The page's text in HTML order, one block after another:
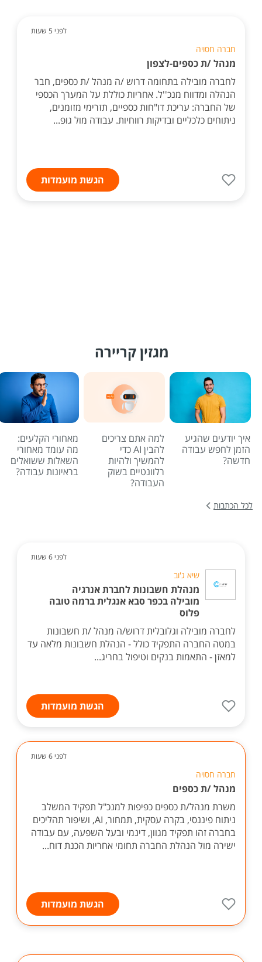
לפני 5 שעות
חברה חסויה
מנהל /ת כספים-לצפון
לחברה מובילה בתחומה דרוש /ה מנהל /ת כספים, חבר
הנהלה ומדווח מנכ''ל. אחריות כוללת על המערך הכספי
של החברה: עריכת דו"חות כספיים, תזרימי מזומנים,
ניתוחים כלכליים ובדיקות רווחיות. עבודה מול גופ...
הגשת מועמדות
מגזין קריירה
איך יודעים שהגיע
הזמן לחפש עבודה
חדשה?
למה אתם צריכים
להבין AI כדי
להמשיך ולהיות
רלוונטיים בשוק
העבודה?
מאחורי הקלעים:
מה עומד מאחורי
השאלות ששואלים
בראיונות עבודה?
לכל הכתבות
לפני 6 שעות
שיא ג'וב
מנהלת חשבונות לחברת אנרגיה
מובילה בכפר סבא אנגלית ברמה טובה
פלוס
לחברה מובילה וגלובלית דרוש/ה מנהל /ת חשבונות
במטה החברה התפקיד כולל - הנהלת חשבונות מלאה עד
למאזן - התאמות בנקים וטיפול בחריג...
הגשת מועמדות
לפני 6 שעות
חברה חסויה
מנהל /ת כספים
משרת מנהל/ת כספים כפיפות למנכ"ל תפקיד המשלב
ניתוח פיננסי, בקרה עסקית, תמחור, AI, ושיפור תהליכים
בחברה זהו תפקיד מגוון, דינמי ובעל השפעה, עם עבודה
ישירה מול הנהלת החברה תחומי אחריות הכנת דוח...
הגשת מועמדות